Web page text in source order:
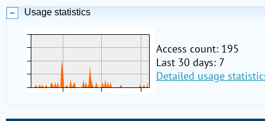
Usage statistics
Access count: 195
Last 30 days: 7
Detailed usage